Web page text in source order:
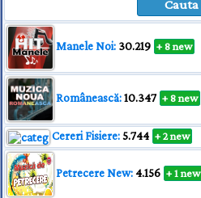
Manele Noi: 30.219 + 8 new
Românească:10.347 + 8 new
Cereri Fisiere:5.744 + 2 new
Petrecere New: 4.156 + 1 new